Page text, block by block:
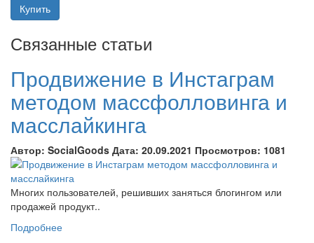
Купить
Связанные статьи
Продвижение в Инстаграм
методом массфолловинга и
масслайкинга
Автор: SocialGoods Дата: 20.09.2021 Просмотров: 1081
Многих пользователей, решивших заняться блогингом или
продажей продукт..
Подробнее